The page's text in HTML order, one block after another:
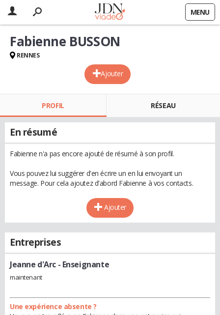
MENU
Ajouter
Fabienne BUSSON
RENNES
PROFIL RÉSEAU
En résumé
Fabienne n'a pas encore ajouté de résumé à son profil.
Vous pouvez lui suggérer d'en écrire un en lui envoyant un
message. Pour cela ajoutez d'abord Fabienne à vos contacts.
Ajouter
Entreprises
Jeanne d'Arc- Enseignante
maintenant
Une expérience absente ?